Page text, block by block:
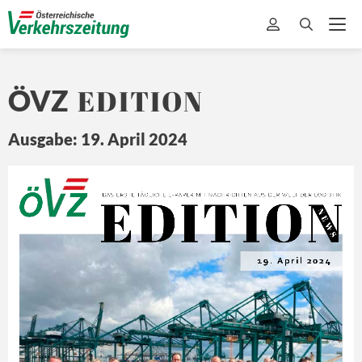
ÖVZ EDITION
Ausgabe: 19. April 2024
Z
Ö EDITION
DA S ERSTE TÄ GLICHE E-PAPER MIT NACHRICHTEN A US DER WEL T DER LOGISTIK
N E
W S
19. April 2024